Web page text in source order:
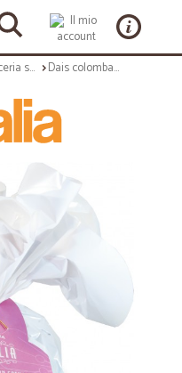
Pasticceria secca Dais colomba con crema alla ricotta e gocce di cioccolato fondente incartata gr.800